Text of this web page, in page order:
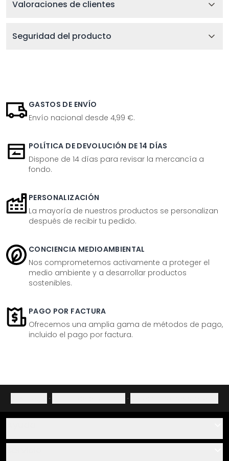
Valoraciones de clientes
Seguridad del producto
GASTOS DE ENVÍO
Envío nacional desde 4,99 €.
POLÍTICA DE DEVOLUCIÓN DE 14 DÍAS
Dispone de 14 días para revisar la mercancía a
fondo.
PERSONALIZACIÓN
La mayoría de nuestros productos se personalizan
después de recibir tu pedido.
CONCIENCIA MEDIOAMBIENTAL
Nos comprometemos activamente a proteger el
medio ambiente y a desarrollar productos
sostenibles.
PAGO POR FACTURA
Ofrecemos una amplia gama de métodos de pago,
incluido el pago por factura.
· ·